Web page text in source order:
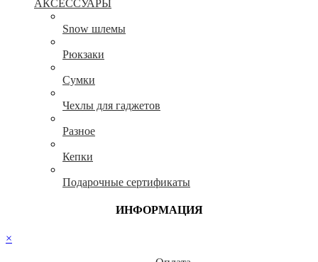
АКСЕССУАРЫ
Snow шлемы
Рюкзаки
Сумки
Чехлы для гаджетов
Разное
Кепки
Подарочные сертификаты
ИНФОРМАЦИЯ
×